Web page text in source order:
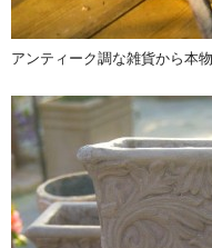
アンティーク調な雑貨から本